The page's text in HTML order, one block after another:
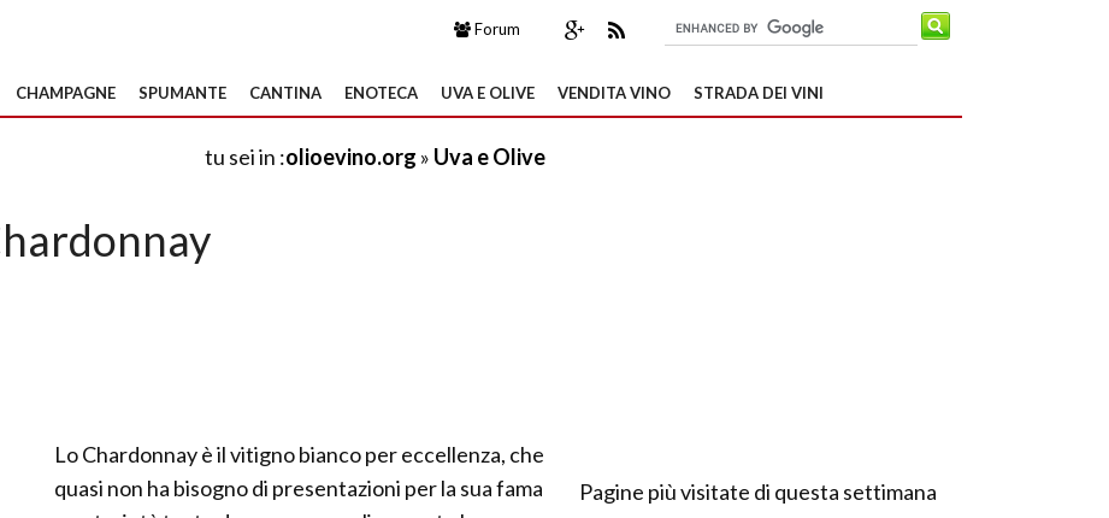
Forum
CHAMPAGNE SPUMANTE CANTINA ENOTECA UVA E OLIVE VENDITA VINO STRADA DEI VINI
tu sei in :olioevino.org » Uva e Olive
Lo Chardonnay è il vitigno bianco per eccellenza, che
quasi non ha bisogno di presentazioni per la sua fama
Pagine più visitate di questa settimana